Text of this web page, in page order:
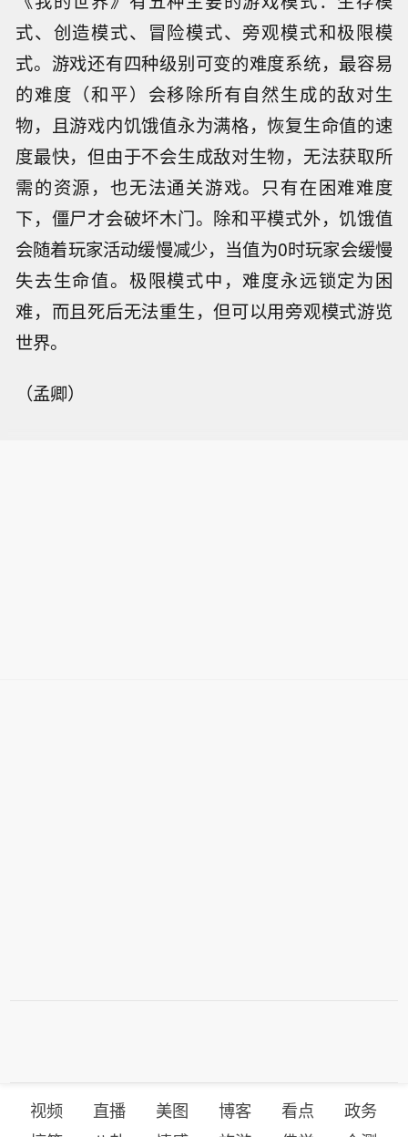
式、创造模式、冒险模式、旁观模式和极限模
式。游戏还有四种级别可变的难度系统，最容易
的难度（和平）会移除所有自然生成的敌对生
物，且游戏内饥饿值永为满格，恢复生命值的速
度最快，但由于不会生成敌对生物，无法获取所
需的资源，也无法通关游戏。只有在困难难度
下，僵尸才会破坏木门。除和平模式外，饥饿值
会随着玩家活动缓慢减少，当值为0时玩家会缓慢
失去生命值。极限模式中，难度永远锁定为困
难，而且死后无法重生，但可以用旁观模式游览
世界。
（孟卿）
视频 直播 美图 博客 看点
政务